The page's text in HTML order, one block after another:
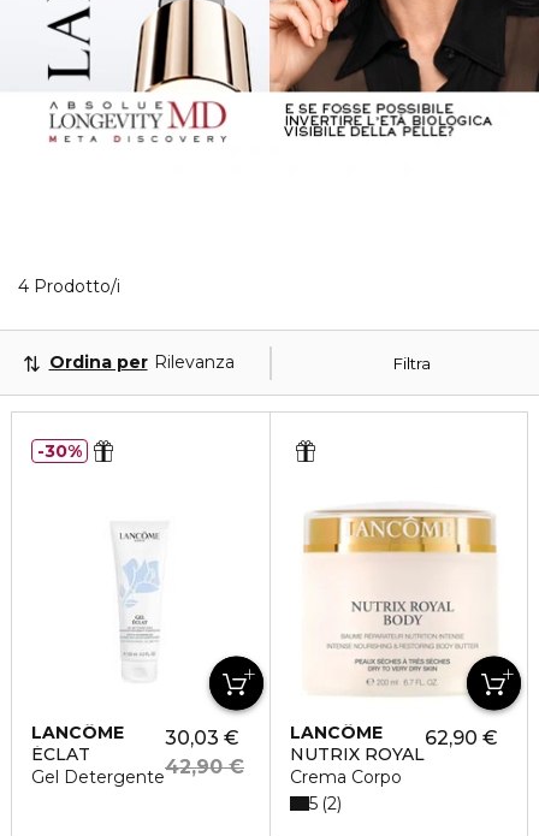
4 Prodotto/i
Filtra
Ordina per Rilevanza
LANCÔME
ÉCLAT
Gel Detergente
30,03 €
42,90 €
30%
LANCÔME
NUTRIX ROYAL
Crema Corpo
62,90 €
5 2